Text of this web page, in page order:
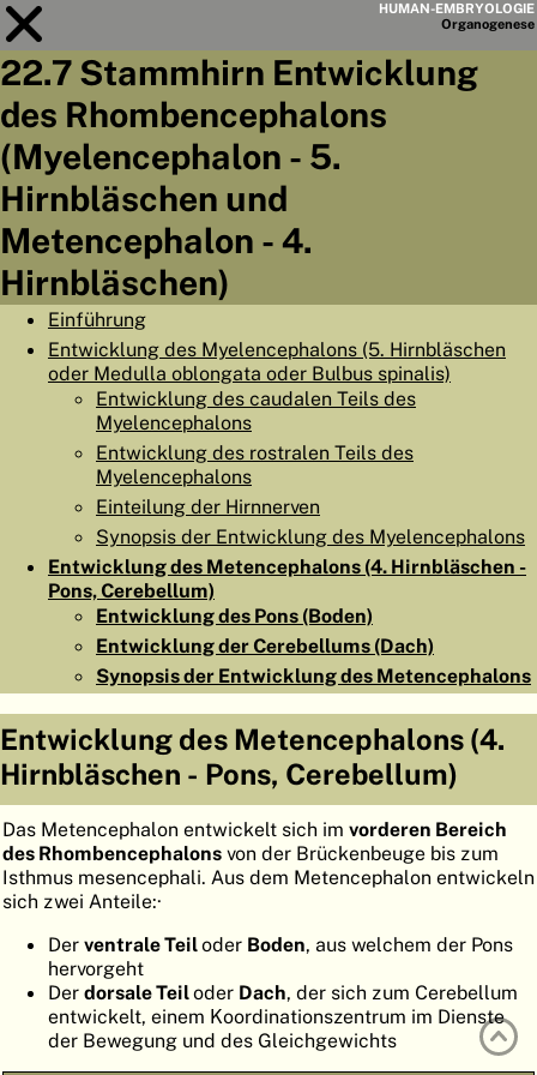
HUMAN-EMBRYOLOGIE
Organogenese
Modul22
KAPITELLISTE
ORGANO
GENESE
ATLASEMBRYOLOGY
HILFE
FR
22.7 Stammhirn Entwicklung
des Rhombencephalons
(Myelencephalon - 5.
Hirnbläschen und
Metencephalon - 4.
Hirnbläschen)
Einführung
Entwicklung des Myelencephalons (5. Hirnbläschen
oder Medulla oblongata oder Bulbus spinalis)
Entwicklung des caudalen Teils des
Myelencephalons
Entwicklung des rostralen Teils des
Myelencephalons
Einteilung der Hirnnerven
Synopsis der Entwicklung des Myelencephalons
Entwicklung des Metencephalons (4. Hirnbläschen -
Pons, Cerebellum)
Entwicklung des Pons (Boden)
Entwicklung der Cerebellums (Dach)
Synopsis der Entwicklung des Metencephalons
Entwicklung des Metencephalons (4.
Hirnbläschen - Pons, Cerebellum)
Das Metencephalon entwickelt sich im vorderen Bereich
des Rhombencephalons von der Brückenbeuge bis zum
Isthmus mesencephali. Aus dem Metencephalon entwickeln
sich zwei Anteile:·
Der ventrale Teiloder Boden, aus welchem der Pons
hervorgeht
Der dorsale Teiloder Dach, der sich zum Cerebellum
entwickelt, einem Koordinationszentrum im Dienste
der Bewegung und des Gleichgewichts